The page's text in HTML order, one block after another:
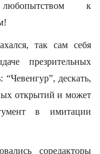
к
так сам себя
презрительных
дескать,
открытий и может
в имитации
соредакторы